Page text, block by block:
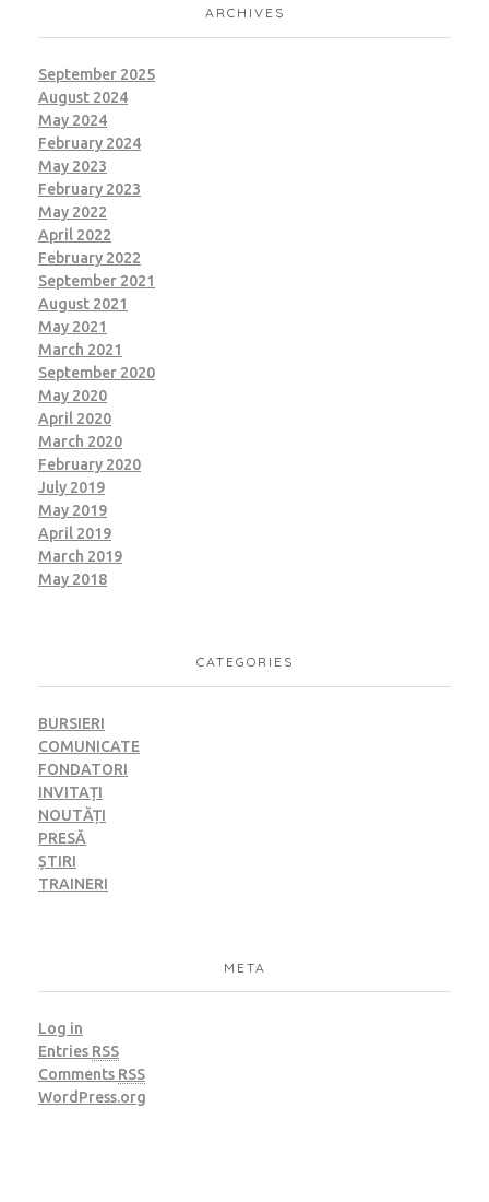
ARCHIVES
September 2025
August 2024
May 2024
February 2024
May 2023
February 2023
May 2022
April 2022
February 2022
September 2021
August 2021
May 2021
March 2021
September 2020
May 2020
April 2020
March 2020
February 2020
July 2019
May 2019
April 2019
March 2019
May 2018
CATEGORIES
BURSIERI
COMUNICATE
FONDATORI
INVITAȚI
NOUTĂȚI
PRESĂ
ȘTIRI
TRAINERI
META
Log in
Entries RSS
Comments RSS
WordPress.org